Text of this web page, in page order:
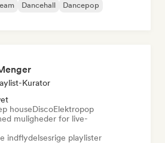
Dancehall
Dancepop
Kurator
houseDiscoElektropop
muligheder for live-
indflydelsesrige playlister